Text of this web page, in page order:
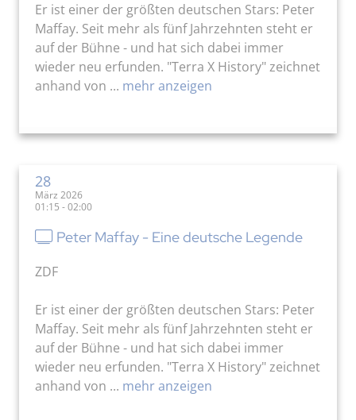
Er ist einer der größten deutschen Stars: Peter
Maffay. Seit mehr als fünf Jahrzehnten steht er
auf der Bühne - und hat sich dabei immer
wieder neu erfunden. "Terra X History" zeichnet
anhand von ... mehr anzeigen
28
März 2026
01:15 - 02:00
Peter Maffay - Eine deutsche Legende
ZDF
Er ist einer der größten deutschen Stars: Peter
Maffay. Seit mehr als fünf Jahrzehnten steht er
auf der Bühne - und hat sich dabei immer
wieder neu erfunden. "Terra X History" zeichnet
anhand von ... mehr anzeigen